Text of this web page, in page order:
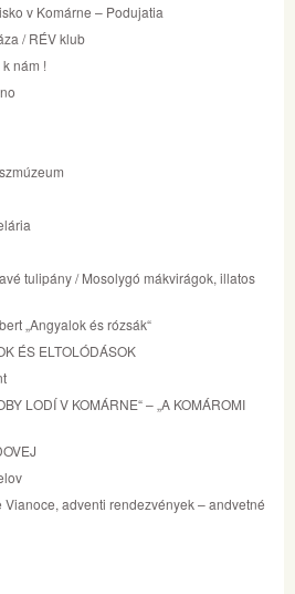
v Komárne – Podujatia
/ RÉV klub
nám !
tulipány / Mosolygó mákvirágok, illatos
„Angyalok és rózsák“
ÉS ELTOLÓDÁSOK
LODÍ V KOMÁRNE“ – „A KOMÁROMI
adventi rendezvények – andvetné